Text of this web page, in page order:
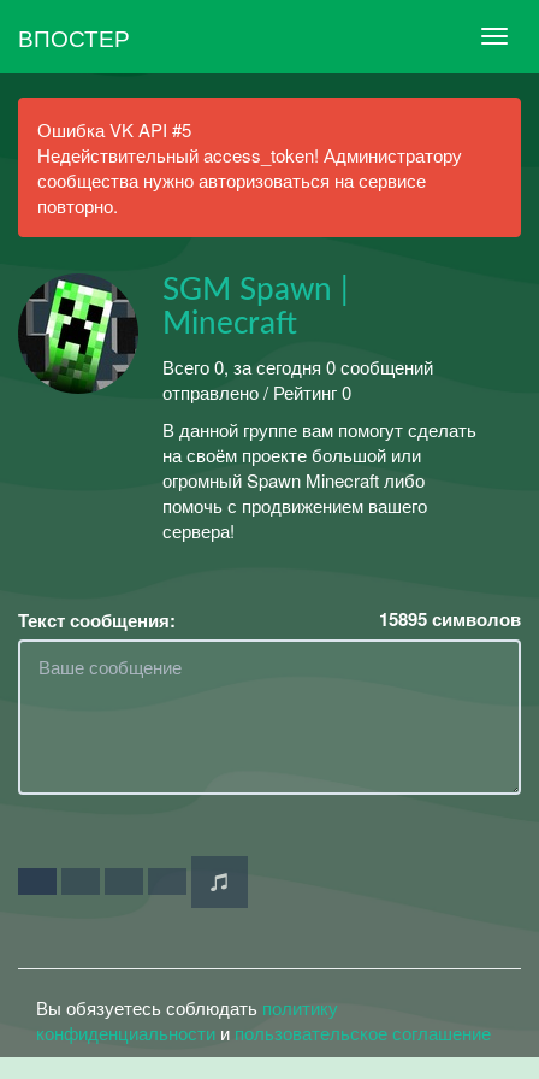
ВПОСТЕР
Ошибка VK API #5
Недействительный access_token! Администратору
сообщества нужно авторизоваться на сервисе
повторно.
SGM Spawn |
Minecraft
Всего 0, за сегодня 0 сообщений
отправлено / Рейтинг 0
В данной группе вам помогут сделать
на своём проекте большой или
огромный Spawn Minecraft либо
помочь с продвижением вашего
сервера!
Текст сообщения: 15895символов
Вы обязуетесь соблюдать политику
конфиденциальности и пользовательское соглашение